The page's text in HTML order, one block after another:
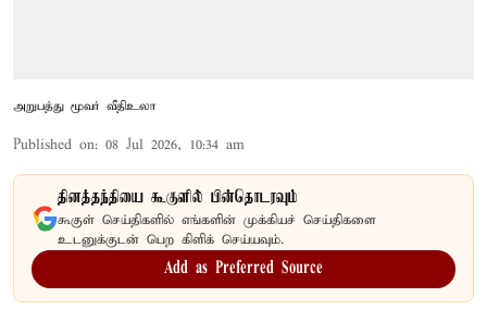
அறுபத்து மூவர் வீதிஉலா
Published on: 08 Jul 2026, 10:34 am
தினத்தந்தியை கூகுளில் பின்தொடரவும்
கூகுள் செய்திகளில் எங்களின் முக்கியச் செய்திகளை
உடனுக்குடன் பெற கிளிக் செய்யவும்.
Add as Preferred Source